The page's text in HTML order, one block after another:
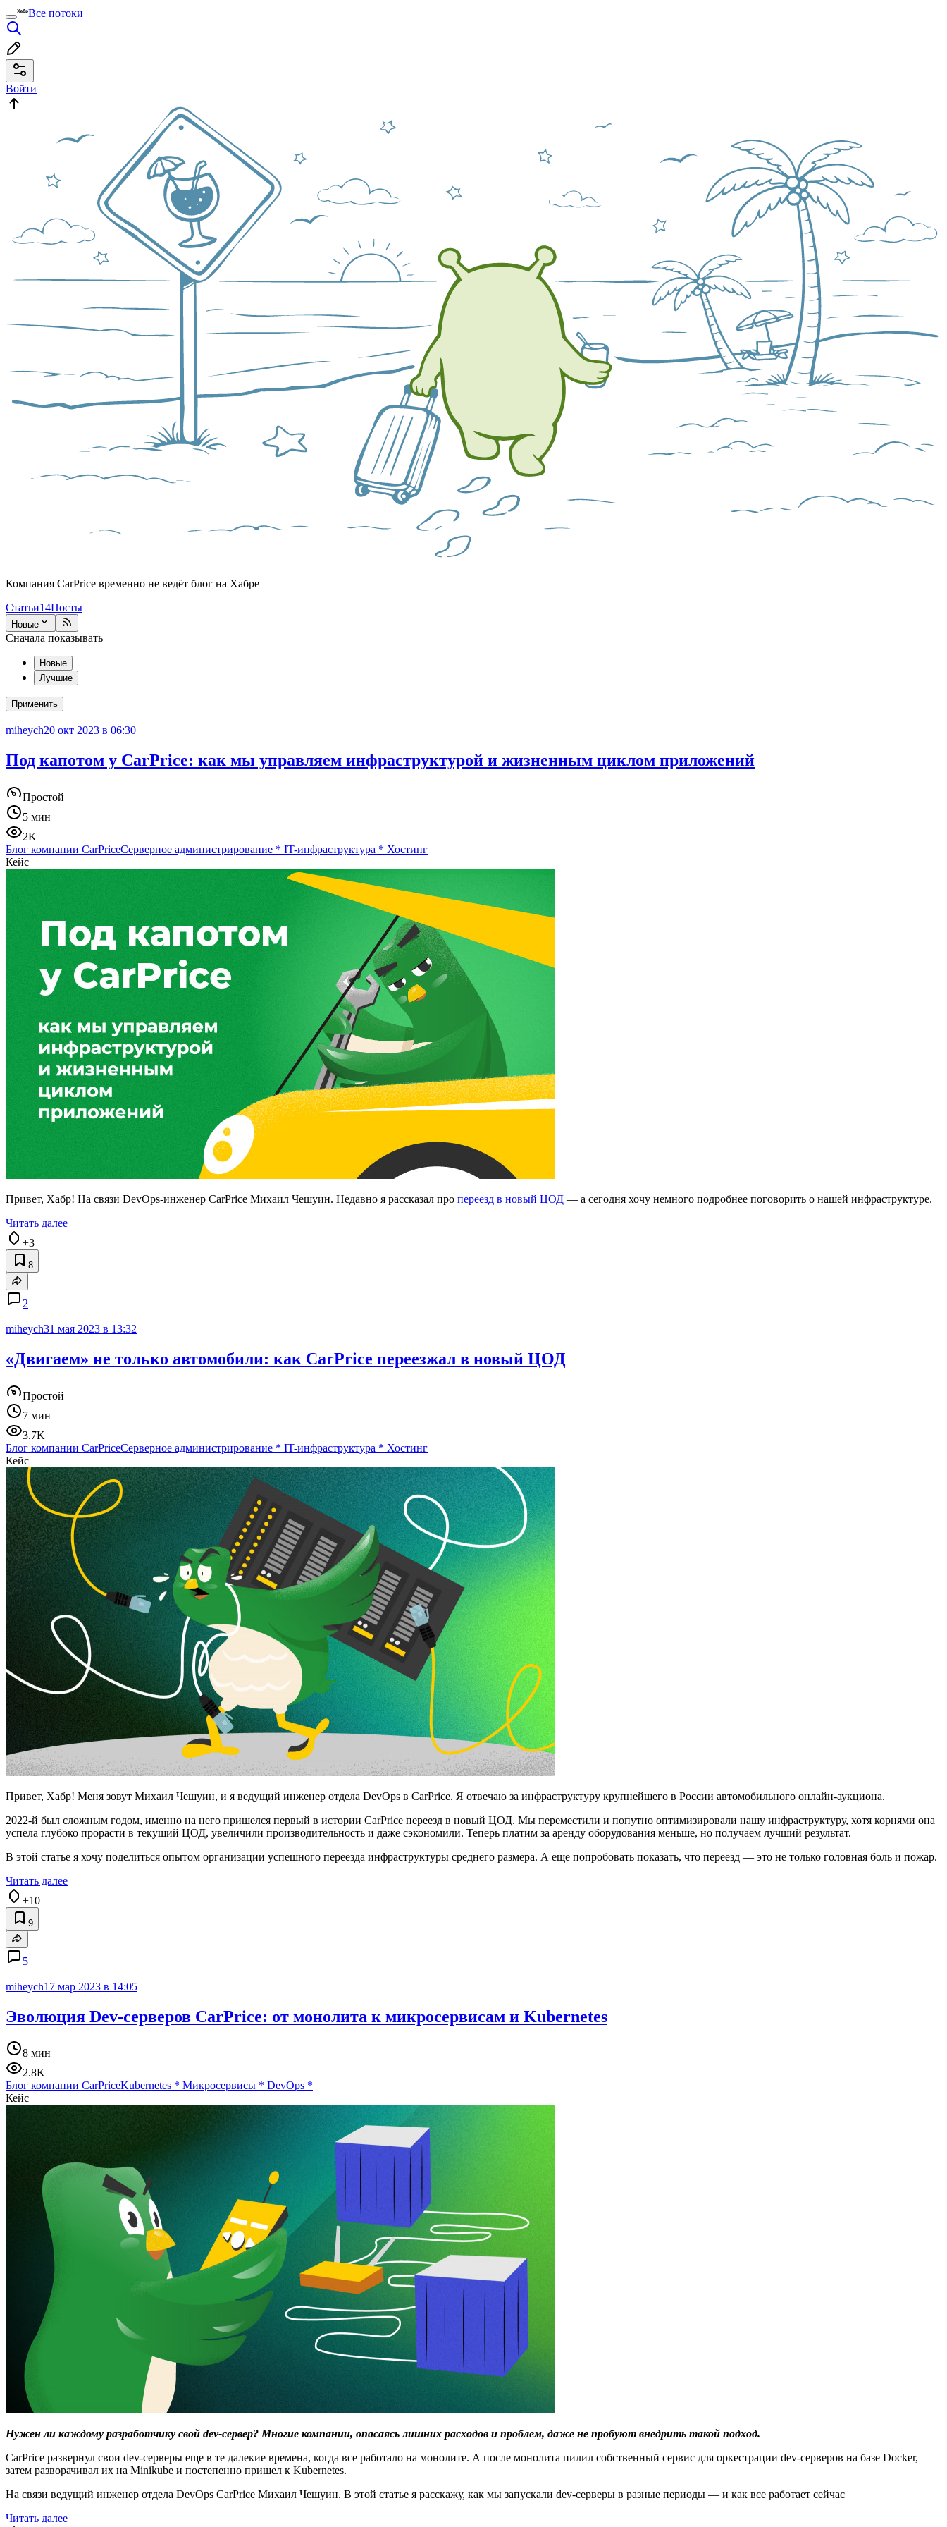
Все потоки
Войти
Компания CarPrice временно не ведёт блог на Хабре
Статьи14Посты
Новые
Сначала показывать
Новые
Лучшие
Применить
miheych20 окт 2023 в 06:30
Под капотом у CarPrice: как мы управляем инфраструктурой и жизненным циклом приложений
Простой
5 мин
2K
Блог компании CarPriceСерверное администрирование * IT-инфраструктура * Хостинг
Кейс
Привет, Хабр! На связи DevOps-инженер CarPrice Михаил Чешуин. Недавно я рассказал про переезд в новый ЦОД — а сегодня хочу немного подробнее поговорить о нашей инфраструктуре.
Читать далее
+3
8
2
miheych31 мая 2023 в 13:32
«Двигаем» не только автомобили: как CarPrice переезжал в новый ЦОД
Простой
7 мин
3.7K
Блог компании CarPriceСерверное администрирование * IT-инфраструктура * Хостинг
Кейс
Привет, Хабр! Меня зовут Михаил Чешуин, и я ведущий инженер отдела DevOps в CarPrice. Я отвечаю за инфраструктуру крупнейшего в России автомобильного онлайн-аукциона.
2022-й был сложным годом, именно на него пришелся первый в истории CarPrice переезд в новый ЦОД. Мы переместили и попутно оптимизировали нашу инфраструктуру, хотя корнями она
успела глубоко прорасти в текущий ЦОД, увеличили производительность и даже сэкономили. Теперь платим за аренду оборудования меньше, но получаем лучший результат.
В этой статье я хочу поделиться опытом организации успешного переезда инфраструктуры среднего размера. А еще попробовать показать, что переезд — это не только головная боль и пожар.
Читать далее
+10
9
5
miheych17 мар 2023 в 14:05
Эволюция Dev-серверов CarPrice: от монолита к микросервисам и Kubernetes
8 мин
2.8K
Блог компании CarPriceKubernetes * Микросервисы * DevOps *
Кейс
Нужен ли каждому разработчику свой dev-сервер? Многие компании, опасаясь лишних расходов и проблем, даже не пробуют внедрить такой подход.
CarPrice развернул свои dev-серверы еще в те далекие времена, когда все работало на монолите. А после монолита пилил собственный сервис для оркестрации dev-серверов на базе Docker,
затем разворачивал их на Minikube и постепенно пришел к Kubernetes.
На связи ведущий инженер отдела DevOps CarPrice Михаил Чешуин. В этой статье я расскажу, как мы запускали dev-серверы в разные периоды — и как все работает сейчас
Читать далее